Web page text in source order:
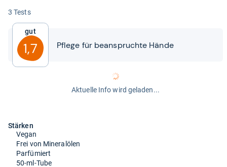
3 Tests
Gut
1,7 Pflege für bean­spruchte Hände
Aktuelle Info wird geladen...
Stärken
Vegan
Frei von Mineralölen
Parfümiert
50-ml-Tube